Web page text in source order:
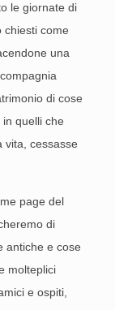
le giornate di
chiesti come
una
di cose
quelli che
vita, cessasse
page del
di
antiche e cose
molteplici
e ospiti,